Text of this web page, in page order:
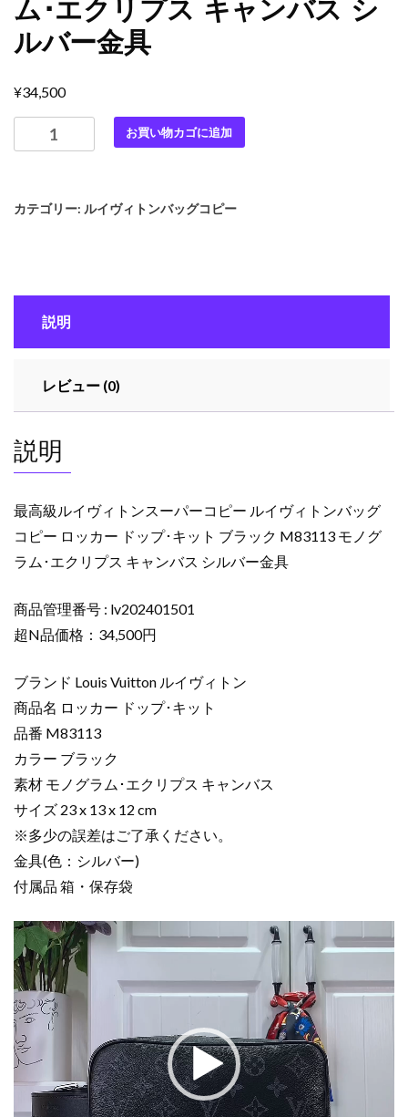
ム･エクリプス キャンバス シ
ルバー金具
¥34,500
高
イ
ン
ー
コ
ー
ル
ヴ
ィ
ト
バ
ッ
コ
ピ
ー
ロ
ッ
カ
ー
ド
プ･
キ
ト
ブ
ラ
ッ
ク
M83113
モ
ノ
グ
お買い物カゴに追加
カテゴリー: ルイヴィトンバッグコピー
説明
レビュー (0)
説明
最高級ルイヴィトンスーパーコピー ルイヴィトンバッグ
コピー ロッカー ドップ･キット ブラック M83113 モノグ
ラム･エクリプス キャンバス シルバー金具
商品管理番号 : lv202401501
超N品価格：34,500円
ブランド Louis Vuitton ルイヴィトン
商品名 ロッカー ドップ･キット
品番 M83113
カラー ブラック
素材 モノグラム･エクリプス キャンバス
サイズ 23 x 13 x 12 cm
※多少の誤差はご了承ください。
金具(色：シルバー)
付属品 箱・保存袋
動
画
プ
レ
ー
ヤ
ー